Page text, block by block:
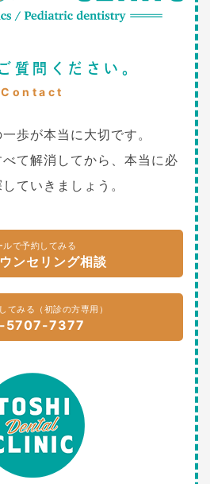
質問ください。
Contact
歩が本当に大切です。
て解消してから、本当に必
ていきましょう。
ルで予約してみる
ンセリング相談
てみる（初診の方専用）
5707-7377